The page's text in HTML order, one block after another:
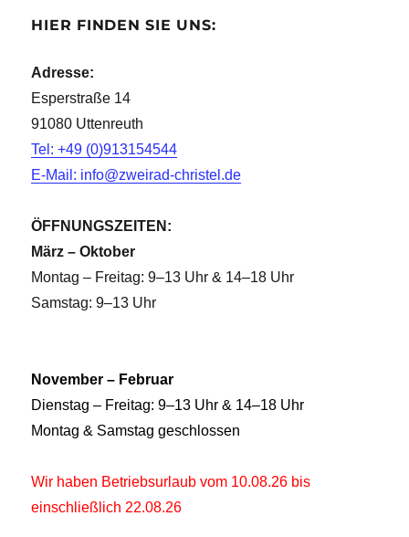
HIER FINDEN SIE UNS:
Adresse:
Esperstraße 14
91080 Uttenreuth
Tel: +49 (0)913154544
E-Mail: info@zweirad-christel.de
ÖFFNUNGSZEITEN:
März – Oktober
Montag – Freitag: 9–13 Uhr & 14–18 Uhr
Samstag: 9–13 Uhr
November – Februar
Dienstag – Freitag: 9–13 Uhr & 14–18 Uhr
Montag & Samstag geschlossen
Wir haben Betriebsurlaub vom 10.08.26 bis
einschließlich 22.08.26